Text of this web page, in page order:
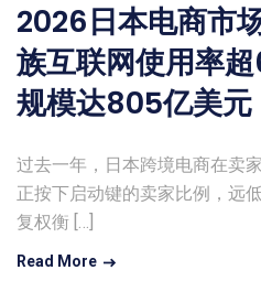
2026日本电商市
族互联网使用率
规模达805亿美元
过去一年，日本跨境电商在卖
正按下启动键的卖家比例，远
复权衡 […]
Read More